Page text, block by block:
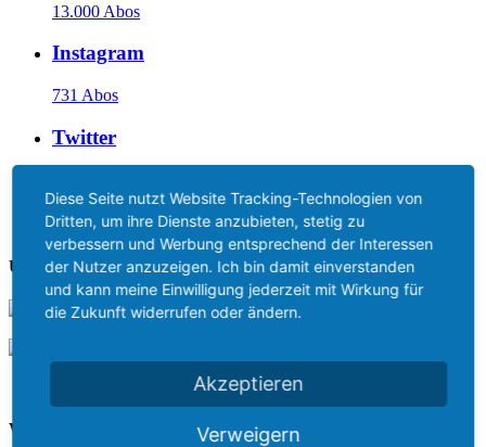
13.000 Abos
Instagram
731 Abos
Twitter
zum Newsletter anmelden
Unterstütze uns
Welches ist die zuletzt rootbare FireTV-Firmware?
Diese Seite nutzt Website Tracking-Technologien von
Dritten, um ihre Dienste anzubieten, stetig zu
verbessern und Werbung entsprechend der Interessen
der Nutzer anzuzeigen. Ich bin damit einverstanden
und kann meine Einwilligung jederzeit mit Wirkung für
die Zukunft widerrufen oder ändern.
Akzeptieren
Verweigern